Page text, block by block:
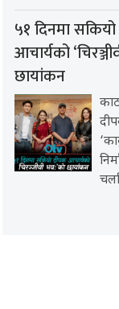
५१ दिनमा
आचार्यको
छायांकन